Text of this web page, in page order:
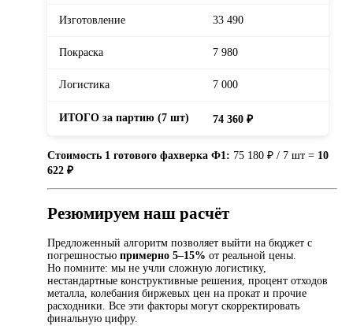
Изготовление 33 490
Покраска 7 980
Логистика 7 000
ИТОГО за партию (7 шт) 74 360 ₽
Стоимость 1 готового фахверка Ф1: 75 180 ₽ / 7 шт = 10
622 ₽
Резюмируем наш расчёт
Предложенный алгоритм позволяет выйти на бюджет с
погрешностью примерно 5–15% от реальной цены.
Но помните: мы не учли сложную логистику,
нестандартные конструктивные решения, процент отходов
металла, колебания биржевых цен на прокат и прочие
расходники. Все эти факторы могут скорректировать
финальную цифру.